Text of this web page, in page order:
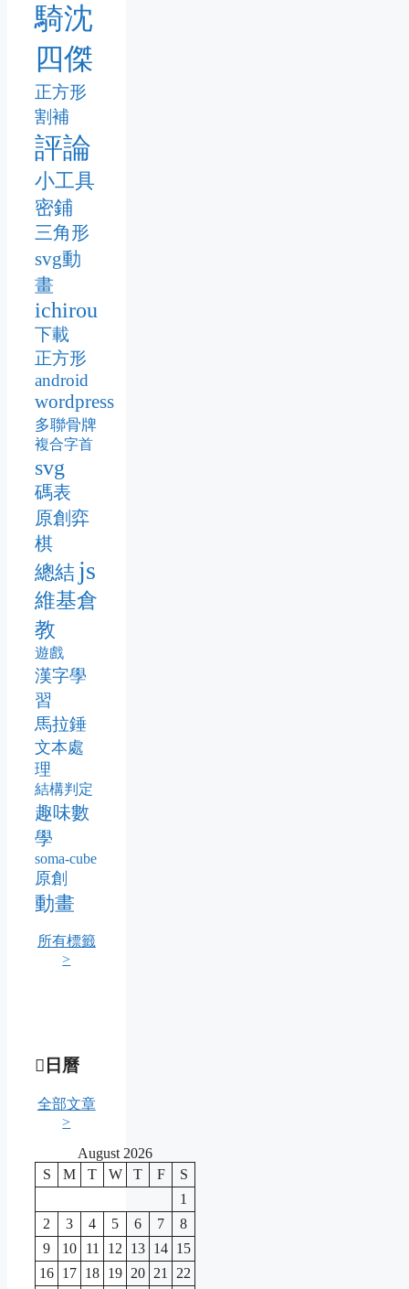
騎沈
四傑
正方形
割補
評論
小工具
密鋪
三角形
svg動
畫
ichirou
下載
正方形
android
wordpress
多聯骨牌
複合字首
svg
碼表
原創弈
棋
總結 js
維基倉
教
遊戲
漢字學
習
馬拉錘
文本處
理
結構判定
趣味數
學
soma-cube
原創
動畫
所有標籤
>
日曆
全部文章
>
August 2026
S
M T W T F
S
1
2
3 4 5 6 7
8
9
10 11 12 13 14 15
16 17 18 19 20 21
22